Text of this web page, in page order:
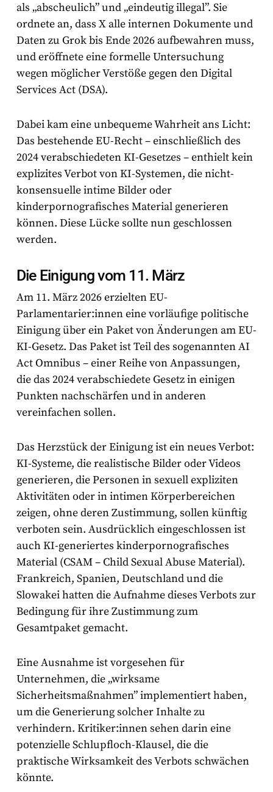
als „abscheulich” und „eindeutig illegal”. Sie
ordnete an, dass X alle internen Dokumente und
Daten zu Grok bis Ende 2026 aufbewahren muss,
und eröffnete eine formelle Untersuchung
wegen möglicher Verstöße gegen den Digital
Services Act (DSA).
Dabei kam eine unbequeme Wahrheit ans Licht:
Das bestehende EU-Recht – einschließlich des
2024 verabschiedeten KI-Gesetzes – enthielt kein
explizites Verbot von KI-Systemen, die nicht-
konsensuelle intime Bilder oder
kinderpornografisches Material generieren
können. Diese Lücke sollte nun geschlossen
werden.
Die Einigung vom 11. März
Am 11. März 2026 erzielten EU-
Parlamentarier:innen eine vorläufige politische
Einigung über ein Paket von Änderungen am EU-
KI-Gesetz. Das Paket ist Teil des sogenanntenAI
Act Omnibus – einer Reihe von Anpassungen,
die das 2024 verabschiedete Gesetz in einigen
Punkten nachschärfen und in anderen
vereinfachen sollen.
Das Herzstück der Einigung ist ein neues Verbot:
KI-Systeme, die realistische Bilder oder Videos
generieren, die Personen in sexuell expliziten
Aktivitäten oder in intimen Körperbereichen
zeigen, ohne deren Zustimmung, sollen künftig
verboten sein. Ausdrücklich eingeschlossen ist
auch KI-generiertes kinderpornografisches
Material (CSAM – Child Sexual Abuse Material).
Frankreich, Spanien, Deutschland und die
Slowakei hatten die Aufnahme dieses Verbots zur
Bedingung für ihre Zustimmung zum
Gesamtpaket gemacht.
Eine Ausnahme ist vorgesehen für
Unternehmen, die „wirksame
Sicherheitsmaßnahmen” implementiert haben,
um die Generierung solcher Inhalte zu
verhindern. Kritiker:innen sehen darin eine
potenzielle Schlupfloch-Klausel, die die
praktische Wirksamkeit des Verbots schwächen
könnte.